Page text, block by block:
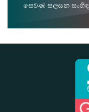
සෙවණ සලසන